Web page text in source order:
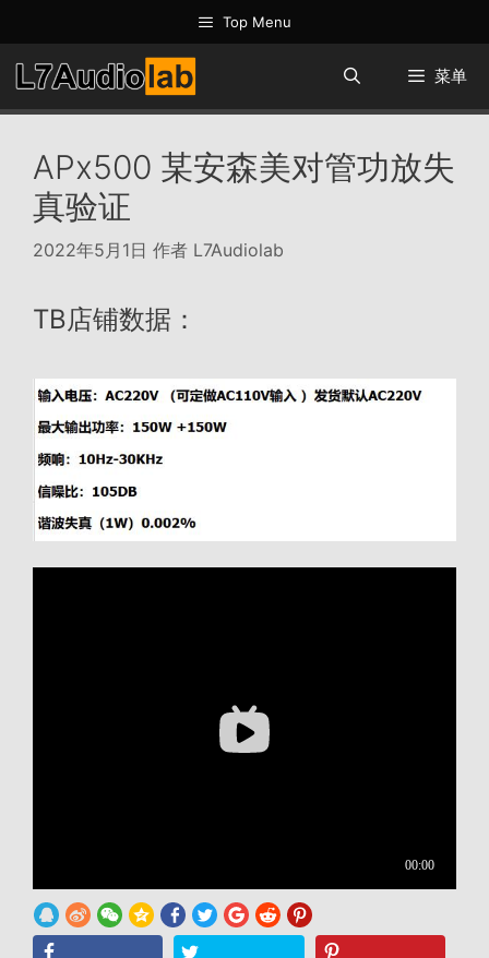
至
内
容
Top Menu
菜单
APx500 某安森美对管功放失
真验证
2022年5月1日 作者 L7Audiolab
TB店铺数据：